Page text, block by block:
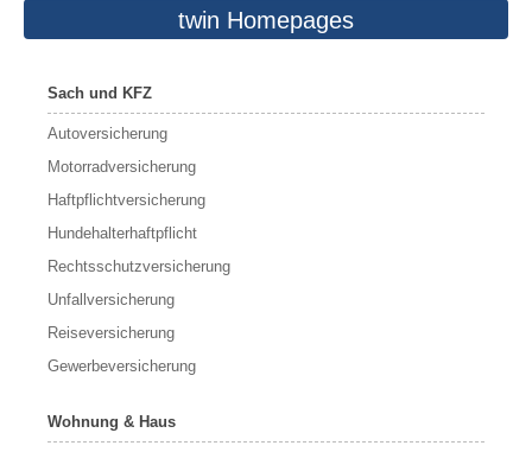
twin Homepages
Sach und KFZ
Autoversicherung
Motorradversicherung
Haftpflichtversicherung
Hundehalterhaftpflicht
Rechtsschutzversicherung
Unfallversicherung
Reiseversicherung
Gewerbeversicherung
Wohnung & Haus